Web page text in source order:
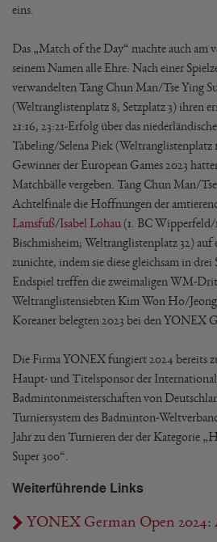
eins.
Das „Match of the Day“ machte auch am
seinem Namen alle Ehre: Nach einer
verwandelten Tang Chun Man/Tse Ying
(Weltranglistenplatz 8; Setzplatz 3) ihren
21:16, 23:21-Erfolg über das
Tabeling/Selena Piek (Weltranglistenplatz
Gewinner der European Games 2023
Matchbälle vergeben. Tang Chun Man/
Achtelfinale die Hoffnungen der
Lamsfuß/Isabel Lohau (1. BC Wipperfeld/
Bischmisheim; Weltranglistenplatz 32) auf
zunichte, indem sie diese gleichsam in drei
Endspiel treffen die zweimaligen WM-
Weltranglistensiebten Kim Won Ho/
Koreaner belegten 2023 bei den YONEX
Die Firma YONEX fungiert 2024 bereits
Haupt- und Titelsponsor der
Badmintonmeisterschaften von
Turniersystem des Badminton-
Jahr zu den Turnieren der der Kategorie
Super 300“.
Weiterführende Links
YONEX German Open 2024: